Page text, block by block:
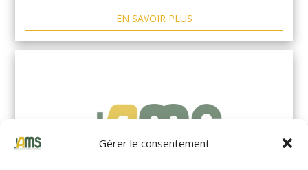
Gérer le consentement
EN SAVOIR PLUS